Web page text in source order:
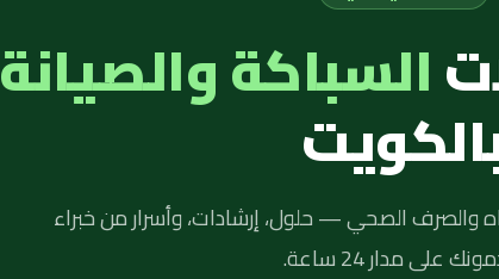
السباكة والصيانة
والصرف الصحي — حلول، إرشادات، وأسرار من خبراء
على مدار 24 ساعة.